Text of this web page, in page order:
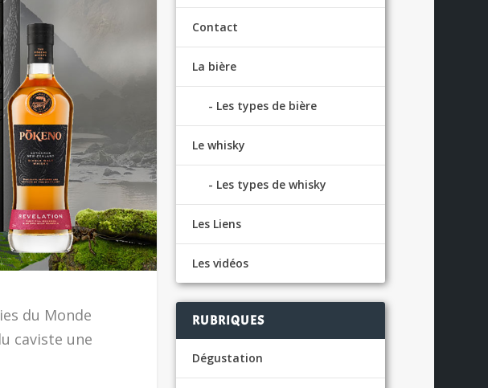
du Monde
caviste une
Contact
La bière
Les types de bière
Le whisky
Les types de whisky
Les Liens
Les vidéos
RUBRIQUES
Dégustation